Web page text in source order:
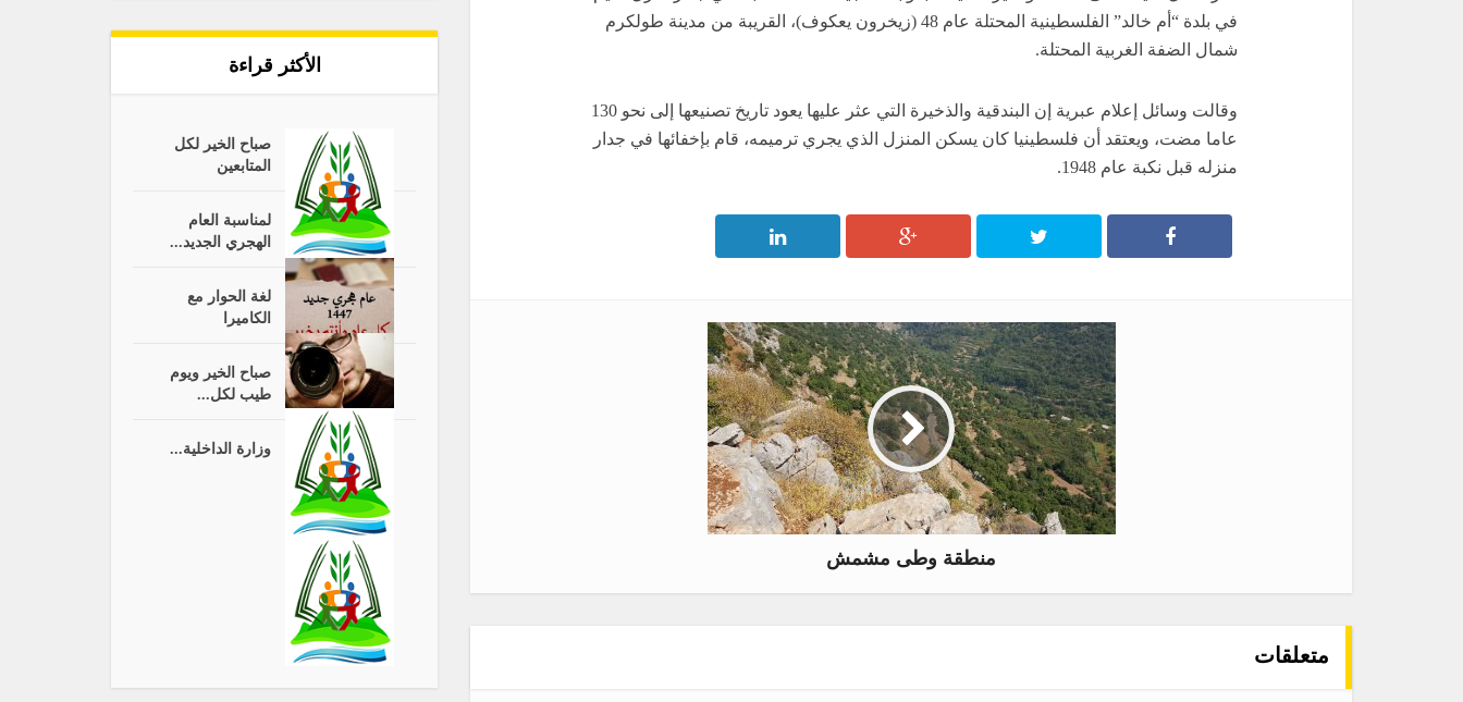
الأكثر قراءة
صباح الخير لكل
المتابعين
لمناسبة العام
الهجري الجديد...
لغة الحوار مع
الكاميرا
صباح الخير ويوم
طيب لكل...
وزارة الداخلية...
في بلدة “أم خالد” الفلسطينية المحتلة عام 48 (زيخرون يعكوف)، القريبة من مدينة طولكرم
شمال الضفة الغربية المحتلة.
وقالت وسائل إعلام عبرية إن البندقية والذخيرة التي عثر عليها يعود تاريخ تصنيعها إلى نحو 130
عاما مضت، ويعتقد أن فلسطينيا كان يسكن المنزل الذي يجري ترميمه، قام بإخفائها في جدار
منزله قبل نكبة عام 1948.
منطقة وطى مشمش
متعلقات